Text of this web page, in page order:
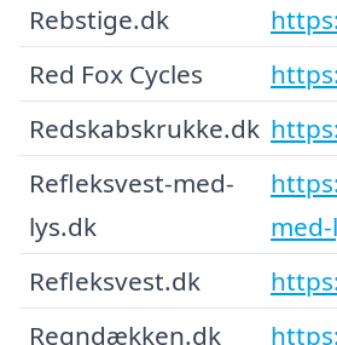
Rebstige.dk
Red Fox Cycles
Redskabskrukke.dk
Refleksvest-med-
lys.dk
Refleksvest.dk
Regndækken.dk